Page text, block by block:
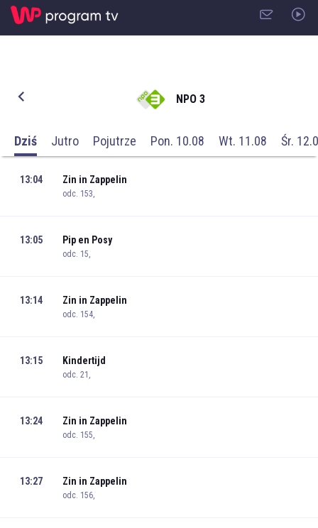
NPO 3
Dziś Jutro Pojutrze Pon. 10.08 Wt. 11.08 Śr.
13:04 Zin in Zappelin
odc. 153,
13:05 Pip en Posy
odc. 15,
13:14 Zin in Zappelin
odc. 154,
13:15 Kindertijd
odc. 21,
13:24 Zin in Zappelin
odc. 155,
13:27 Zin in Zappelin
odc. 156,